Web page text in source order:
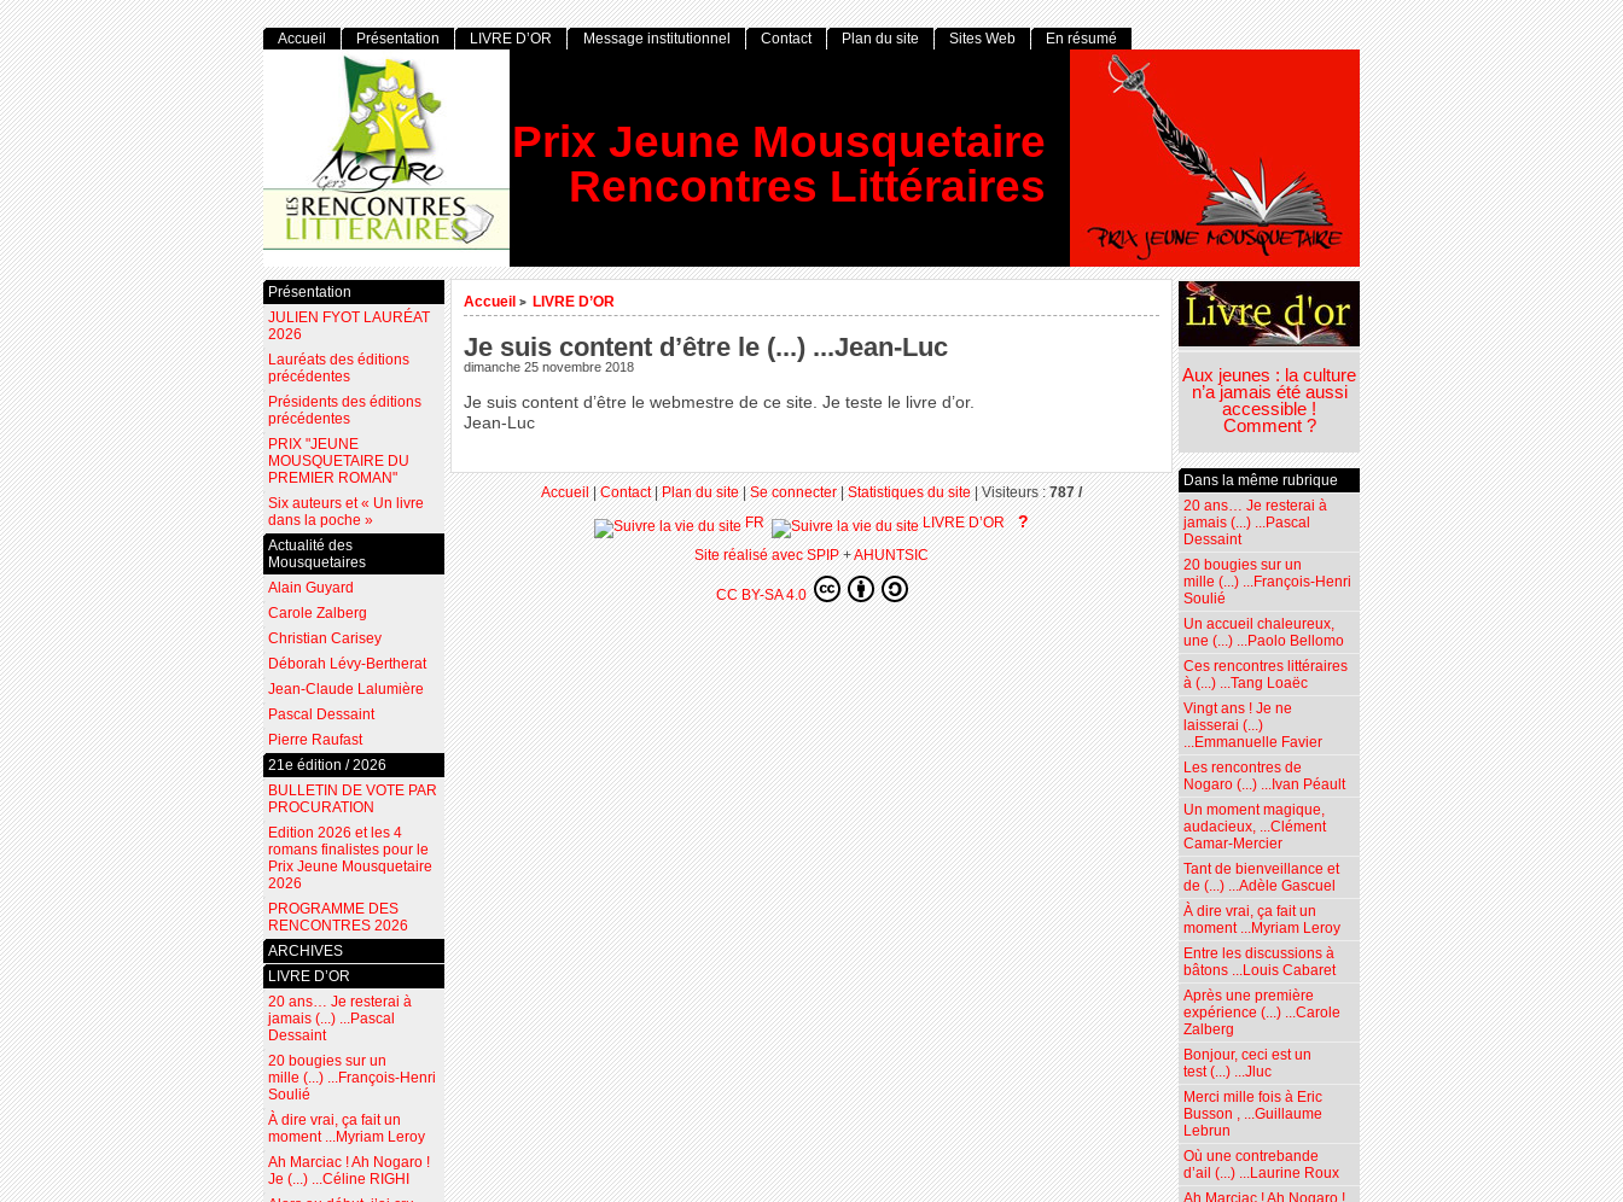
Prix Jeune Mousquetaire
Rencontres Littéraires
Accueil > LIVRE D’OR
Je suis content d’être le (...) ...Jean-Luc
dimanche 25 novembre 2018
Je suis content d’être le webmestre de ce site. Je teste le livre d’or.
Jean-Luc
Aux jeunes : la culture
n’a jamais été aussi
accessible !
Comment ?
Dans la même rubrique
20 ans… Je resterai à
jamais (...) ...Pascal
Dessaint
20 bougies sur un
mille (...) ...François-Henri
Soulié
Un accueil chaleureux,
une (...) ...Paolo Bellomo
Ces rencontres littéraires
à (...) ...Tang Loaëc
Vingt ans ! Je ne
laisserai (...)
...Emmanuelle Favier
Les rencontres de
Nogaro (...) ...Ivan Péault
Un moment magique,
audacieux, ...Clément
Camar-Mercier
Tant de bienveillance et
de (...) ...Adèle Gascuel
À dire vrai, ça fait un
moment ...Myriam Leroy
Entre les discussions à
bâtons ...Louis Cabaret
Après une première
expérience (...) ...Carole
Zalberg
Bonjour, ceci est un
test (...) ...Jluc
Merci mille fois à Eric
Busson , ...Guillaume
Lebrun
Où une contrebande
d’ail (...) ...Laurine Roux
Accueil Présentation LIVRE D’OR Message institutionnel Contact Plan du site Sites Web En résumé
Présentation
JULIEN FYOT LAURÉAT
2026
Lauréats des éditions
précédentes
Présidents des éditions
précédentes
PRIX "JEUNE
MOUSQUETAIRE DU
PREMIER ROMAN"
Six auteurs et « Un livre
dans la poche »
Actualité des
Mousquetaires
Alain Guyard
Carole Zalberg
Christian Carisey
Déborah Lévy-Bertherat
Jean-Claude Lalumière
Pascal Dessaint
Pierre Raufast
21e édition / 2026
BULLETIN DE VOTE PAR
PROCURATION
Edition 2026 et les 4
romans finalistes pour le
Prix Jeune Mousquetaire
2026
PROGRAMME DES
RENCONTRES 2026
ARCHIVES
LIVRE D’OR
20 ans… Je resterai à
jamais (...) ...Pascal
Dessaint
20 bougies sur un
mille (...) ...François-Henri
Soulié
À dire vrai, ça fait un
moment ...Myriam Leroy
Ah Marciac ! Ah Nogaro !
Je (...) ...Céline RIGHI
Accueil|Contact|Plan du site|Se connecter|Statistiques du site|Visiteurs :787 /
FR
LIVRE D’OR ?
Site réalisé avec SPIP+AHUNTSIC
CC BY-SA 4.0